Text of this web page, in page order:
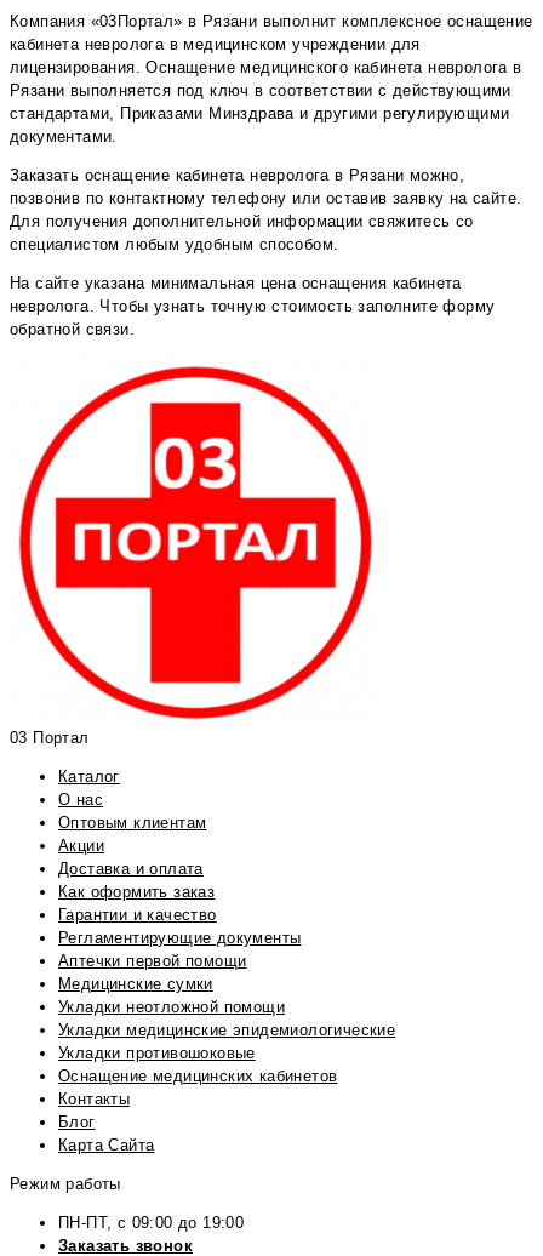
Компания «03Портал» в Рязани выполнит комплексное оснащение
кабинета невролога в медицинском учреждении для
лицензирования. Оснащение медицинского кабинета невролога в
Рязани выполняется под ключ в соответствии с действующими
стандартами, Приказами Минздрава и другими регулирующими
документами.
Заказать оснащение кабинета невролога в Рязани можно,
позвонив по контактному телефону или оставив заявку на сайте.
Для получения дополнительной информации свяжитесь со
специалистом любым удобным способом.
На сайте указана минимальная цена оснащения кабинета
невролога. Чтобы узнать точную стоимость заполните форму
обратной связи.
03 Портал
Каталог
О нас
Оптовым клиентам
Акции
Доставка и оплата
Как оформить заказ
Гарантии и качество
Регламентирующие документы
Аптечки первой помощи
Медицинские сумки
Укладки неотложной помощи
Укладки медицинские эпидемиологические
Укладки противошоковые
Оснащение медицинских кабинетов
Контакты
Блог
Карта Сайта
Режим работы
ПН-ПТ, с 09:00 до 19:00
Заказать звонок